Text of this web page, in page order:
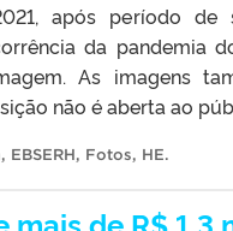
após período de
da pandemia
As imagens
não é aberta ao
, EBSERH, Fotos, HE.
de R$ 1,3